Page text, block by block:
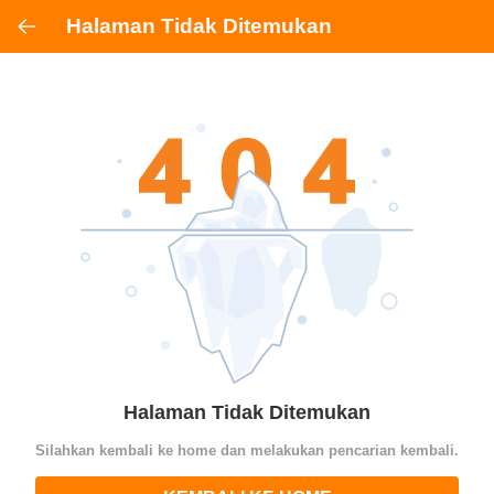
Halaman Tidak Ditemukan
Halaman Tidak Ditemukan
Silahkan kembali ke home dan melakukan pencarian kembali.